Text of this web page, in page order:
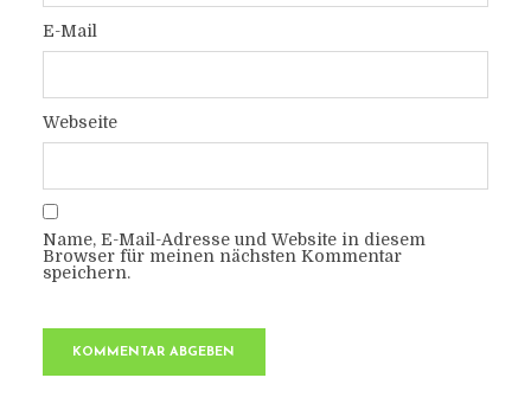
E-Mail
Webseite
Name, E-Mail-Adresse und Website in diesem
Browser für meinen nächsten Kommentar
speichern.